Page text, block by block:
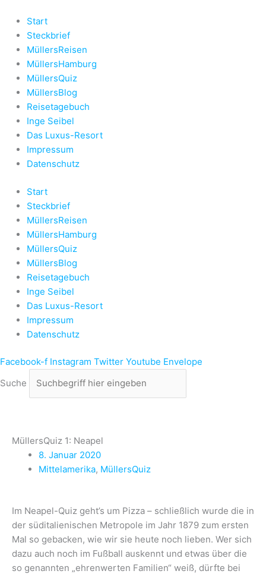
Inhalt
springen
Start
Steckbrief
MüllersReisen
MüllersHamburg
MüllersQuiz
MüllersBlog
Reisetagebuch
Inge Seibel
Das Luxus-Resort
Impressum
Datenschutz
Start
Steckbrief
MüllersReisen
MüllersHamburg
MüllersQuiz
MüllersBlog
Reisetagebuch
Inge Seibel
Das Luxus-Resort
Impressum
Datenschutz
Facebook-f Instagram Twitter Youtube Envelope
Suche
MüllersQuiz 1: Neapel
8. Januar 2020
Mittelamerika, MüllersQuiz
Im Neapel-Quiz geht’s um Pizza – schließlich wurde die in
der süditalienischen Metropole im Jahr 1879 zum ersten
Mal so gebacken, wie wir sie heute noch lieben. Wer sich
dazu auch noch im Fußball auskennt und etwas über die
so genannten „ehrenwerten Familien“ weiß, dürfte bei